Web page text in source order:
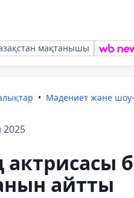
мақтанышы
Мәдениет және
2025
айтты